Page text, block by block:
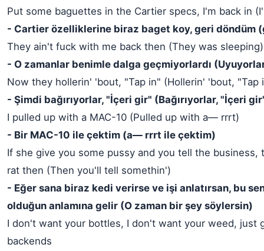
Put some baguettes in the Cartier specs, I'm back in
- Cartier özelliklerine biraz baget koy, geri döndüm
They ain't fuck with me back then (They was sleeping)
- O zamanlar benimle dalga geçmiyorlardı
Now they hollerin' 'bout, "Tap in" (Hollerin' 'bout, "Tap
- Şimdi bağırıyorlar, "İçeri gir" (Bağırıyorlar, "İçeri
I pulled up with a MAC-10 (Pulled up with a— rrrt)
- Bir MAC-10 ile çektim (a— rrrt ile çektim)
If she give you some pussy and you tell the business,
rat then (Then you'll tell somethin')
- Eğer sana biraz kedi verirse ve işi anlatırsan, bu
olduğun anlamına gelir (O zaman bir şey söylersin)
I don't want your bottles, I don't want your weed, just
backends